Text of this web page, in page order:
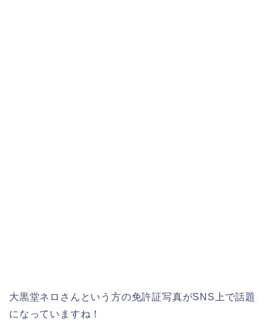
大黒堂ネロさんという方の免許証写真がSNS上で話題
になっていますね！